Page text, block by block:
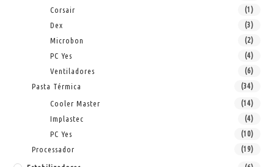
Corsair (1)
Dex (3)
Microbon (2)
PC Yes (4)
Ventiladores (6)
Pasta Térmica (34)
Cooler Master (14)
Implastec (4)
PC Yes (10)
Processador (19)